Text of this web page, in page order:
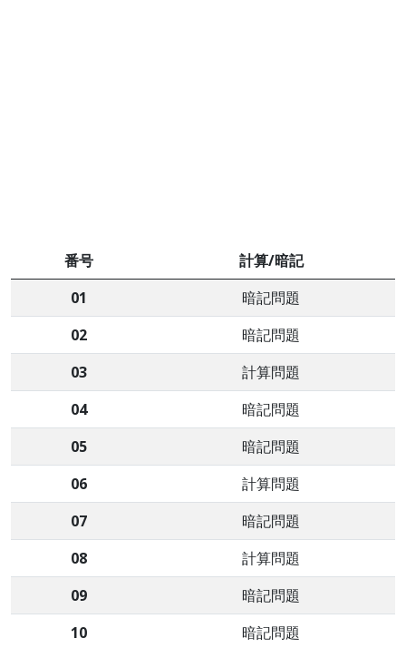
番号
計算/暗記
01
暗記問題
02
暗記問題
03
計算問題
04
暗記問題
05
暗記問題
06
計算問題
07
暗記問題
08
計算問題
09
暗記問題
10
暗記問題